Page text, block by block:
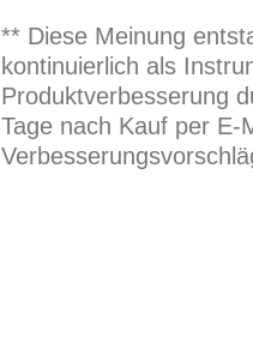
** Diese Meinung
kontinuierlich als
Produktverbesserung
Tage nach Kauf per E-